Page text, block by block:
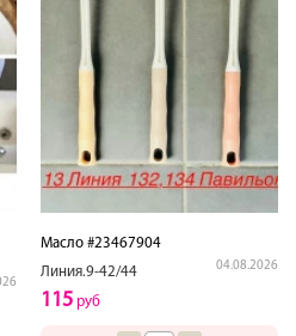
Масло #23467904
Линия.9-42/44
04.08.2026
115 руб